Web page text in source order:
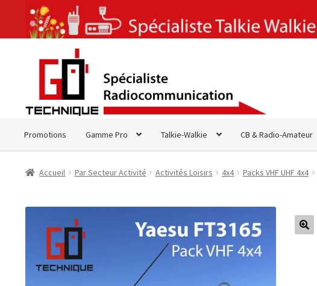
à
navigation
au
Promotions Gamme Pro Talkie-Walkie CB & Radio-Amateur
Accueil Par Secteur Activité Activités Loisirs 4x4 Packs VHF UHF 4x4